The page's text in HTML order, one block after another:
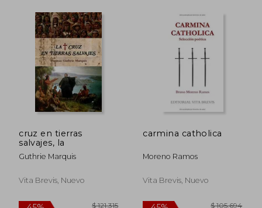
cruz en tierras
salvajes, la
Guthrie Marquis
Vita Brevis, Nuevo
carmina catholica
Moreno Ramos
Vita Brevis, Nuevo